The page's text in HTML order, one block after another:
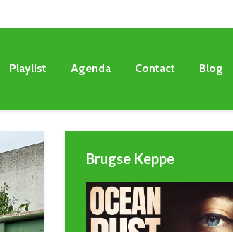
Playlist Agenda Contact Blog
Brugse Keppe